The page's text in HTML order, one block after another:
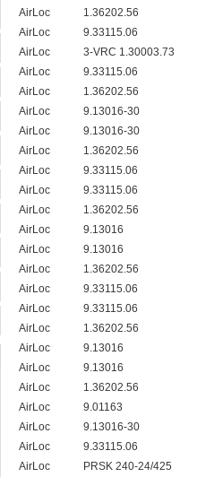
AirLoc
1.36202.56
AirLoc
9.33115.06
AirLoc
3-VRC 1.30003.73
AirLoc
9.33115.06
AirLoc
1.36202.56
AirLoc
9.13016-30
AirLoc
9.13016-30
AirLoc
1.36202.56
AirLoc
9.33115.06
AirLoc
9.33115.06
AirLoc
1.36202.56
AirLoc
9.13016
AirLoc
9.13016
AirLoc
1.36202.56
AirLoc
9.33115.06
AirLoc
9.33115.06
AirLoc
1.36202.56
AirLoc
9.13016
AirLoc
9.13016
AirLoc
1.36202.56
AirLoc
9.01163
AirLoc
9.13016-30
AirLoc
9.33115.06
AirLoc
PRSK 240-24/425